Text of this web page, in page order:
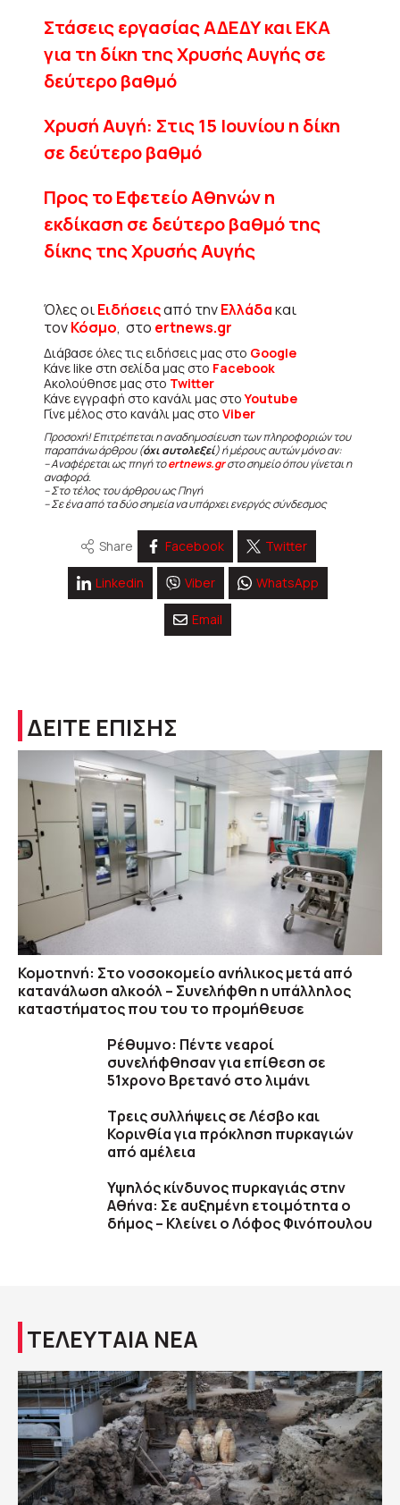
Στάσεις εργασίας ΑΔΕΔΥ και ΕΚΑ
για τη δίκη της Χρυσής Αυγής σε
δεύτερο βαθμό
Χρυσή Αυγή: Στις 15 Ιουνίου η δίκη
σε δεύτερο βαθμό
Προς το Εφετείο Αθηνών η
εκδίκαση σε δεύτερο βαθμό της
δίκης της Χρυσής Αυγής
Όλες οιΕιδήσειςαπό τηνΕλλάδακαι
τονΚόσμο, στο ertnews.gr
Διάβασε όλες τις ειδήσεις μας στο Google
Κάνε like στη σελίδα μας στο Facebook
Ακολούθησε μας στο Twitter
Κάνε εγγραφή στο κανάλι μας στοYoutube
Γίνε μέλος στο κανάλι μας στο Viber
Προσοχή! Επιτρέπεται η αναδημοσίευση των πληροφοριών του
παραπάνω άρθρου (όχι αυτολεξεί) ή μέρους αυτών μόνο αν:
– Αναφέρεται ως πηγή τοertnews.grστο σημείο όπου γίνεται η
αναφορά.
– Στο τέλος του άρθρου ως Πηγή
– Σε ένα από τα δύο σημεία να υπάρχει ενεργός σύνδεσμος
Share Facebook Twitter
Linkedin Viber WhatsApp
Email
ΔΕΙΤΕ ΕΠΙΣΗΣ
Κομοτηνή: Στο νοσοκομείο ανήλικος μετά από
κατανάλωση αλκοόλ – Συνελήφθη η υπάλληλος
καταστήματος που του το προμήθευσε
Ρέθυμνο: Πέντε νεαροί
συνελήφθησαν για επίθεση σε
51χρονο Βρετανό στο λιμάνι
Τρεις συλλήψεις σε Λέσβο και
Κορινθία για πρόκληση πυρκαγιών
από αμέλεια
Υψηλός κίνδυνος πυρκαγιάς στην
Αθήνα: Σε αυξημένη ετοιμότητα ο
δήμος – Κλείνει ο Λόφος Φινόπουλου
ΤΕΛΕΥΤΑΙΑ ΝΕΑ